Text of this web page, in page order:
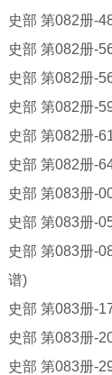
史部 第082册-
史部 第082册-
史部 第082册-
史部 第082册-
史部 第082册-
史部 第082册-
史部 第083册-
史部 第083册-
史部 第083册-
谱)
史部 第083册-
史部 第083册-
史部 第083册-